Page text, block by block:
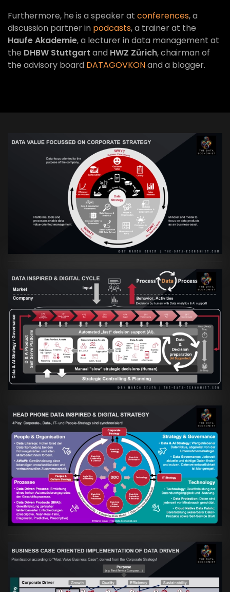
Furthermore, he is a speaker at conferences, a
discussion partner in podcasts, a trainer at the
Haufe Akademie, a lecturer in data management at
the DHBW Stuttgart and HWZ Zürich, chairman of
the advisory board DATAGOVKONand a blogger.
VIEW
Artikel:Prozesse und Daten müssen Hand
in Hand gehen
VIEW
Artikel:Kennst Du schon die "Head Phone
Data Driven Strategy"?
VIEW